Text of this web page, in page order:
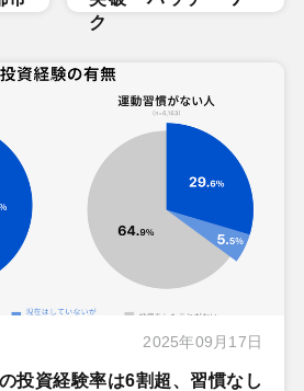
ク
2025年09月17日
投資経験率は6割超、習慣なし